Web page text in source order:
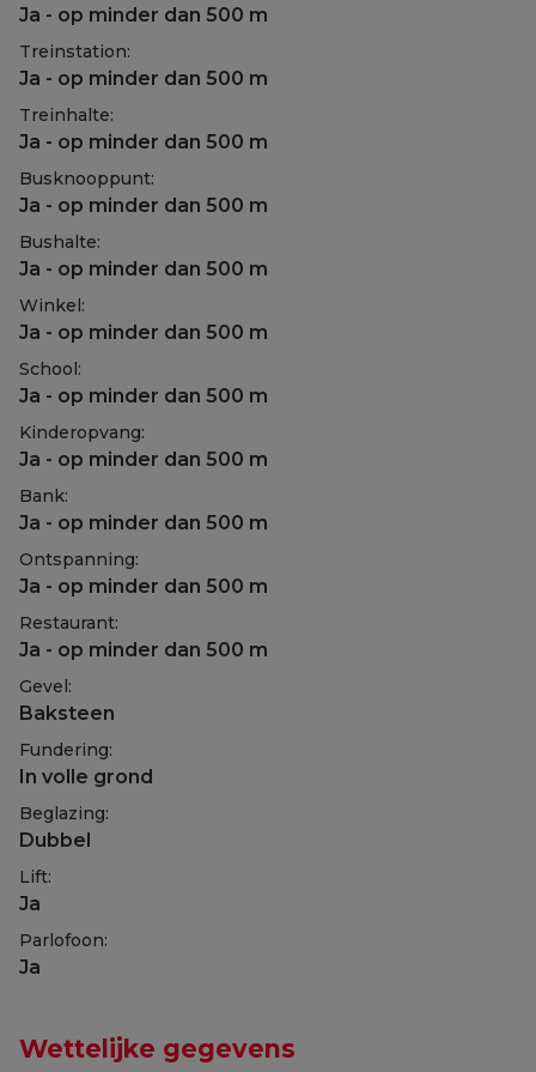
Ja - op minder dan 500 m
Treinstation:
Ja - op minder dan 500 m
Treinhalte:
Ja - op minder dan 500 m
Busknooppunt:
Ja - op minder dan 500 m
Bushalte:
Ja - op minder dan 500 m
Winkel:
Ja - op minder dan 500 m
School:
Ja - op minder dan 500 m
Kinderopvang:
Ja - op minder dan 500 m
Bank:
Ja - op minder dan 500 m
Ontspanning:
Ja - op minder dan 500 m
Restaurant:
Ja - op minder dan 500 m
Gevel:
Baksteen
Fundering:
In volle grond
Beglazing:
Dubbel
Lift:
Ja
Parlofoon:
Ja
Wettelijke gegevens